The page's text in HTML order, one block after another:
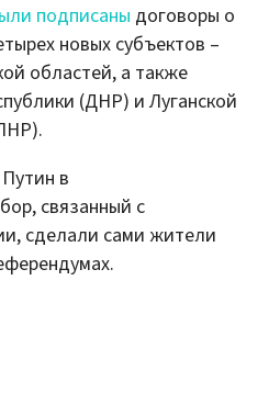
подписаны договоры о
новых субъектов –
областей, а также
(ДНР) и Луганской
в
связанный с
сделали сами жители